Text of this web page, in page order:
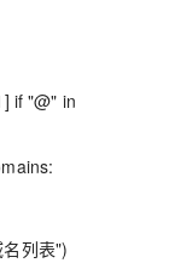
if "@" in
列表")